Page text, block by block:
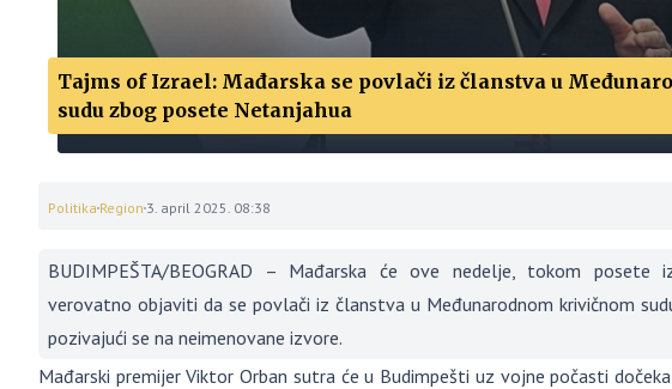
Tajms of Izrael: Mađarska se povlači iz članstva u
sudu zbog posete Netanjahua
Politika Region 3. april 2025. 08:38
BUDIMPEŠTA/BEOGRAD – Mađarska će ove nedelje, tokom posete
verovatno objaviti da se povlači iz članstva u Međunarodnom krivičnom
pozivajući se na neimenovane izvore.
Mađarski premijer Viktor Orban sutra će u Budimpešti uz vojne počasti